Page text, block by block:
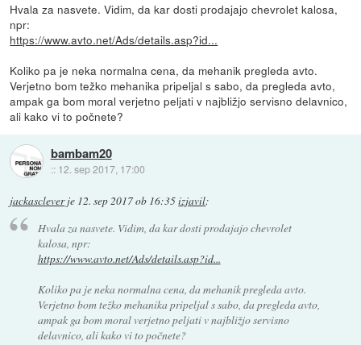
Hvala za nasvete. Vidim, da kar dosti prodajajo chevrolet kalosa,
npr:
https://www.avto.net/Ads/details.asp?id...
Koliko pa je neka normalna cena, da mehanik pregleda avto.
Verjetno bom težko mehanika pripeljal s sabo, da pregleda avto,
ampak ga bom moral verjetno peljati v najbližjo servisno delavnico,
ali kako vi to počnete?
bambam20
:: 12. sep 2017, 17:00
jackascleverje 12. sep 2017 ob 16:35izjavil:
Hvala za nasvete. Vidim, da kar dosti prodajajo chevrolet
kalosa, npr:
https://www.avto.net/Ads/details.asp?id...
Koliko pa je neka normalna cena, da mehanik pregleda avto.
Verjetno bom težko mehanika pripeljal s sabo, da pregleda avto,
ampak ga bom moral verjetno peljati v najbližjo servisno
delavnico, ali kako vi to počnete?